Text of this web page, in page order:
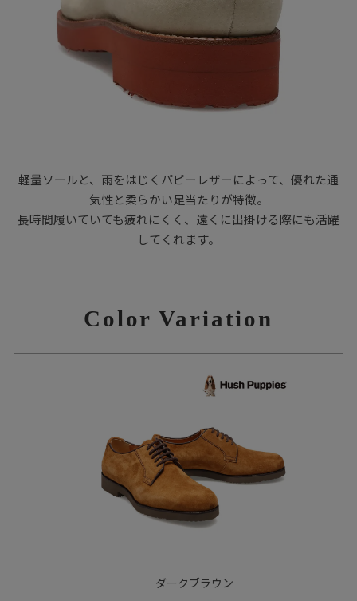
軽量ソールと、雨をはじくパピーレザーによって、優れた通
気性と柔らかい足当たりが特徴。
長時間履いていても疲れにくく、遠くに出掛ける際にも活躍
してくれます。
Color Variation
ダークブラウン